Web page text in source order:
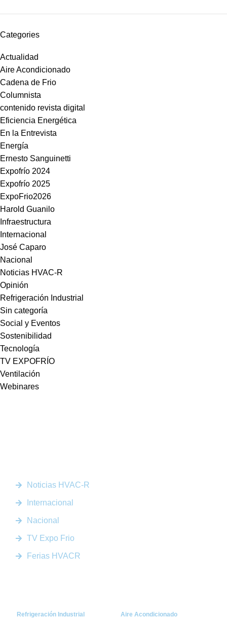
Categories
Actualidad
Aire Acondicionado
Cadena de Frio
Columnista
contenido revista digital
Eficiencia Energética
En la Entrevista
Energía
Ernesto Sanguinetti
Expofrío 2024
Expofrío 2025
ExpoFrio2026
Harold Guanilo
Infraestructura
Internacional
José Caparo
Nacional
Noticias HVAC-R
Opinión
Refrigeración Industrial
Sin categoría
Social y Eventos
Sostenibilidad
Tecnología
TV EXPOFRÍO
Ventilación
Webinares
Noticias HVAC-R
Internacional
Nacional
TV Expo Frio
Ferias HVACR
Refrigeración Industrial Aire Acondicionado